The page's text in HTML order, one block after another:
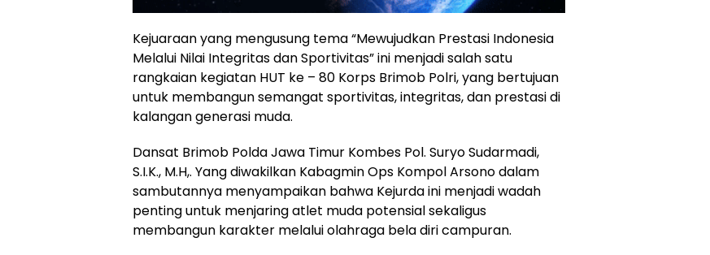
Kejuaraan yang mengusung tema “Mewujudkan Prestasi Indonesia
Melalui Nilai Integritas dan Sportivitas” ini menjadi salah satu
rangkaian kegiatan HUT ke – 80 Korps Brimob Polri, yang bertujuan
untuk membangun semangat sportivitas, integritas, dan prestasi di
kalangan generasi muda.
Dansat Brimob Polda Jawa Timur Kombes Pol. Suryo Sudarmadi,
S.I.K., M.H,. Yang diwakilkan Kabagmin Ops Kompol Arsono dalam
sambutannya menyampaikan bahwa Kejurda ini menjadi wadah
penting untuk menjaring atlet muda potensial sekaligus
membangun karakter melalui olahraga bela diri campuran.